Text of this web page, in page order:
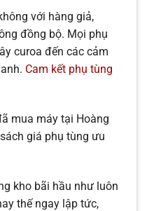
với hàng giả,
đồng bộ. Mọi phụ
curoa đến các cảm
Cam kết phụ tùng
mua máy tại Hoàng
giá phụ tùng ưu
kho bãi hầu như luôn
thế ngay lập tức,